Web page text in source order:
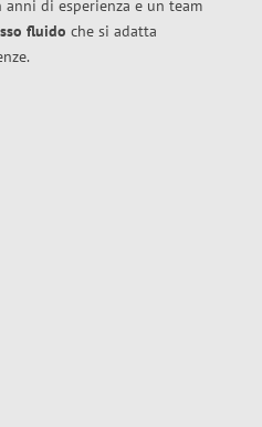
di esperienza e un team
fluido che si adatta